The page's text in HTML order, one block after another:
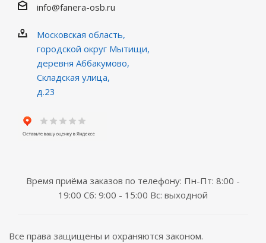
info@fanera-osb.ru
Московская область,
городской округ Мытищи,
деревня Аббакумово,
Складская улица,
д.23
Время приёма заказов по телефону: Пн-Пт: 8:00 -
19:00 Сб: 9:00 - 15:00 Вс: выходной
Все права защищены и охраняются законом.